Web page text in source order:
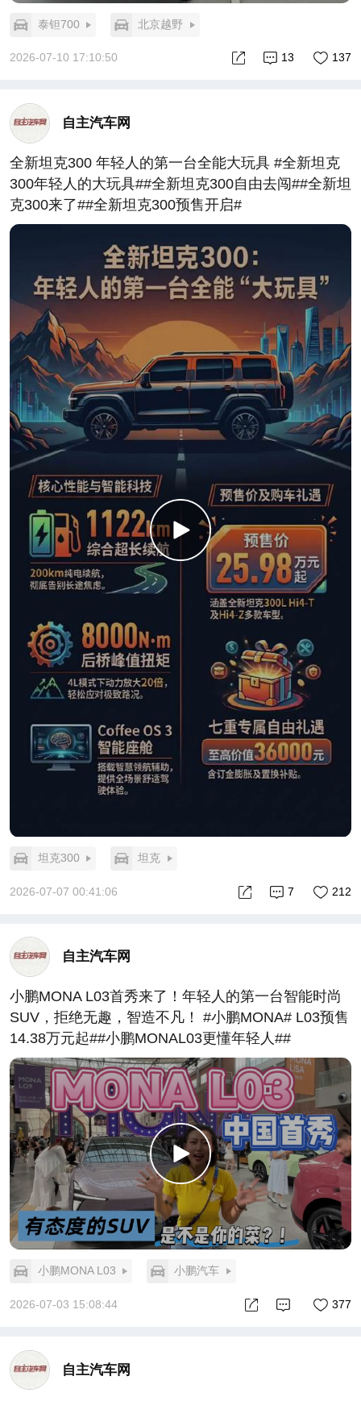
泰钽700 北京越野
2026-07-10 17:10:50 137
13
自主汽车网
全新坦克300 年轻人的第一台全能大玩具 #全新坦克
300年轻人的大玩具##全新坦克300自由去闯##全新坦
克300来了##全新坦克300预售开启#
坦克300 坦克
2026-07-07 00:41:06 212
7
自主汽车网
小鹏MONA L03首秀来了！年轻人的第一台智能时尚
SUV，拒绝无趣，智造不凡！ #小鹏MONA# L03预售
14.38万元起##小鹏MONAL03更懂年轻人##
小鹏MONA L03 小鹏汽车
2026-07-03 15:08:44 377
自主汽车网